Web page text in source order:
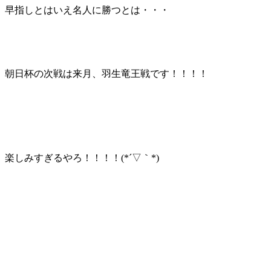
早指しとはいえ名人に勝つとは・・・
朝日杯の次戦は来月、羽生竜王戦です！！！！
楽しみすぎるやろ！！！！(*´▽｀*)